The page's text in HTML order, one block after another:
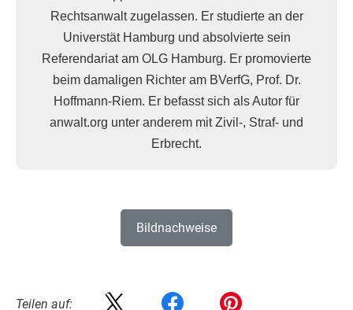
Rechtsanwalt zugelassen. Er studierte an der
Universtät Hamburg und absolvierte sein
Referendariat am OLG Hamburg. Er promovierte
beim damaligen Richter am BVerfG, Prof. Dr.
Hoffmann-Riem. Er befasst sich als Autor für
anwalt.org unter anderem mit Zivil-, Straf- und
Erbrecht.
Bildnachweise
Teilen auf: